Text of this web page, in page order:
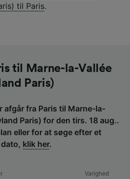
til Paris.
til Marne-la-Vallée
Paris)
fra Paris til Marne-la-
Paris) for den tirs. 18 aug..
eller for at søge efter et
klik her.
Varighed